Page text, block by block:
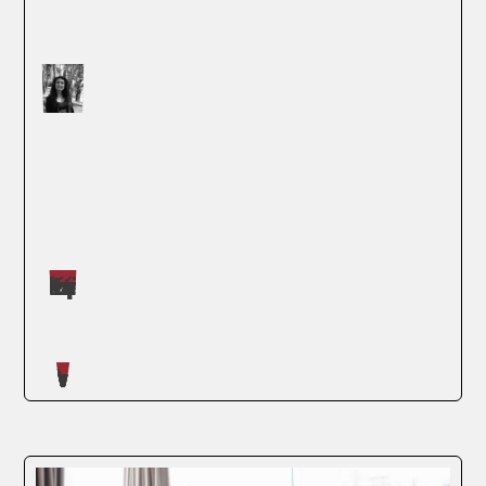
Máster impartidos por Judit López Martínez
Invertir en un máster de alto rendimiento